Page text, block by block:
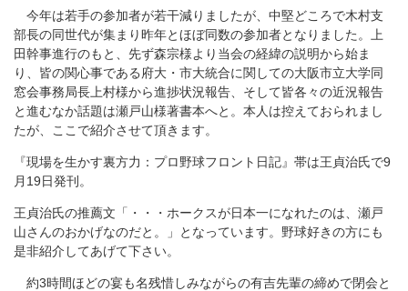
今年は若手の参加者が若干減りましたが、中堅どころで木村支
部長の同世代が集まり昨年とほぼ同数の参加者となりました。上
田幹事進行のもと、先ず森宗様より当会の経緯の説明から始ま
り、皆の関心事である府大・市大統合に関しての大阪市立大学同
窓会事務局長上村様から進捗状況報告、そして皆各々の近況報告
と進むなか話題は瀬戸山様著書本へと。本人は控えておられまし
たが、ここで紹介させて頂きます。
『現場を生かす裏方力：プロ野球フロント日記』帯は王貞治氏で9
月19日発刊。
王貞治氏の推薦文「・・・ホークスが日本一になれたのは、瀬戸
山さんのおかげなのだと。」となっています。野球好きの方にも
是非紹介してあげて下さい。
約3時間ほどの宴も名残惜しみながらの有吉先輩の締めで閉会と